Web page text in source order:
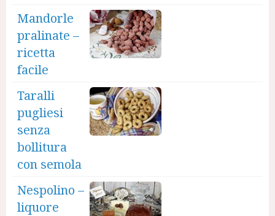
Mandorle
pralinate –
ricetta
facile
Taralli
pugliesi
senza
bollitura
con semola
Nespolino –
liquore